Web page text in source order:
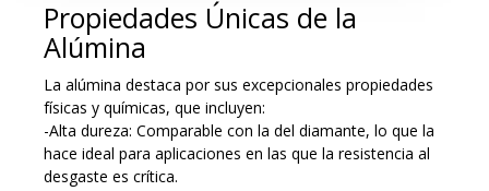
Propiedades Únicas de la
Alúmina
La alúmina destaca por sus excepcionales propiedades
físicas y químicas, que incluyen:
-Alta dureza: Comparable con la del diamante, lo que la
hace ideal para aplicaciones en las que la resistencia al
desgaste es crítica.